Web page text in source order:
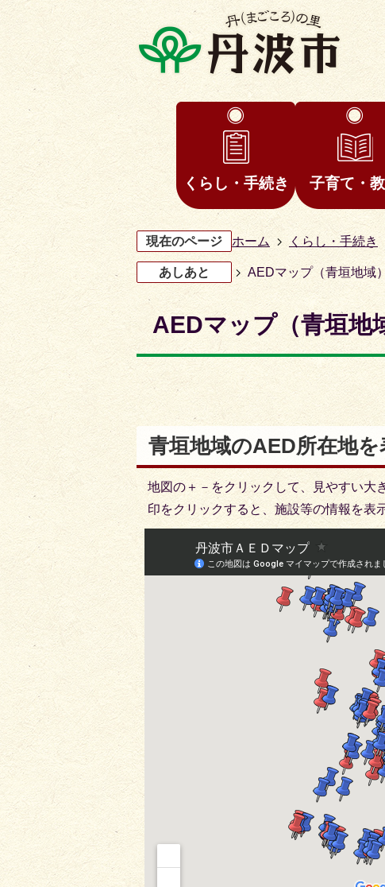
くらし・手続き 子育て・
現在のページ ホーム くらし・手続き
あしあと AEDマップ（青垣地域）
AEDマップ（青垣地
青垣地域のAED所在地を
地図の＋－をクリックして、見やすい大
印をクリックすると、施設等の情報を表
目
ラ
4
枚
目
ス
ラ
イ